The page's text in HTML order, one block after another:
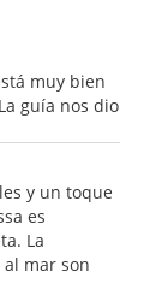
muy bien
guía nos dio
y un toque
es
La
mar son